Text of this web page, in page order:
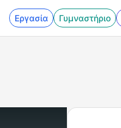
Εργασία Γυμναστήριο